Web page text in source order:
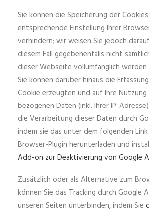
Sie können die Speicherung der
entsprechende Einstellung Ihrer
verhindern; wir weisen Sie jedoch
diesem Fall gegebenenfalls nicht
dieser Webseite vollumfänglich
Sie können darüber hinaus die
Cookie erzeugten und auf Ihre
bezogenen Daten (inkl. Ihrer IP-
die Verarbeitung dieser Daten durch
indem sie das unter dem folgenden
Browser-Plugin herunterladen und
Add-on zur Deaktivierung von Google
Zusätzlich oder als Alternative zum
können Sie das Tracking durch Google
unseren Seiten unterbinden, indem Sie